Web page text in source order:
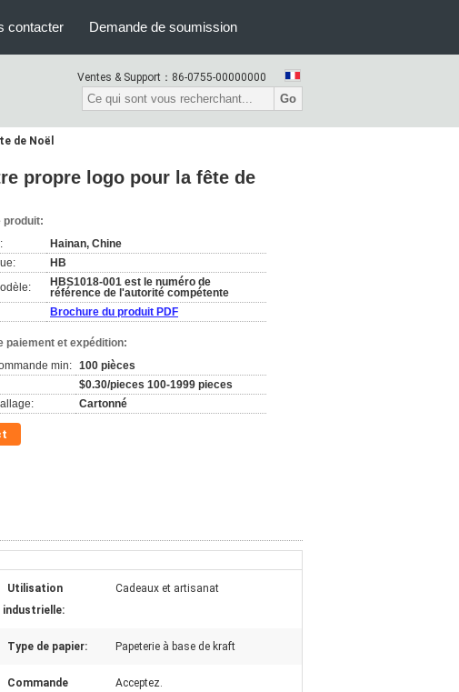
contacter Demande de soumission
Ventes & Support： 86-0755-00000000
Go
de Noël
propre logo pour la fête de
produit:
Hainan, Chine
HB
HBS1018-001 est le numéro de
référence de l'autorité compétente
Brochure du produit PDF
paiement et expédition:
min: 100 pièces
$0.30/pieces 100-1999 pieces
Cartonné
Utilisation
industrielle:
Cadeaux et artisanat
Type de papier: Papeterie à base de kraft
Commande
Acceptez.